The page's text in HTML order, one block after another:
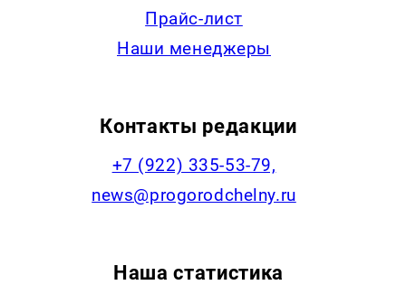
Прайс-лист
Наши менеджеры
Контакты редакции
+7 (922) 335-53-79,
news@progorodchelny.ru
Наша статистика